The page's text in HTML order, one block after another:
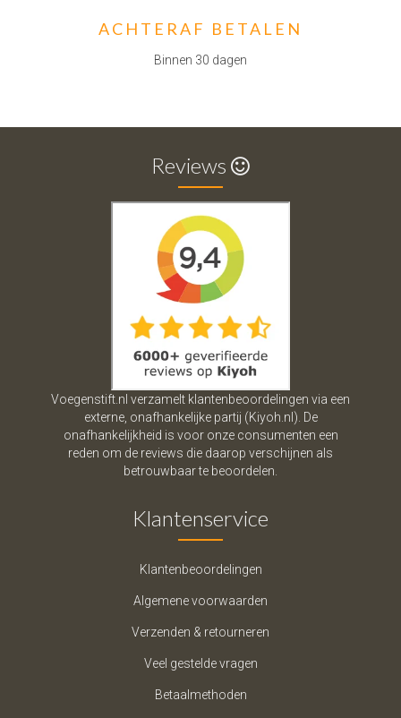
ACHTERAF BETALEN
Binnen 30 dagen
Reviews
Voegenstift.nl verzamelt klantenbeoordelingen via een
externe, onafhankelijke partij (Kiyoh.nl). De
onafhankelijkheid is voor onze consumenten een
reden om de reviews die daarop verschijnen als
betrouwbaar te beoordelen.
Klantenservice
Klantenbeoordelingen
Algemene voorwaarden
Verzenden & retourneren
Veel gestelde vragen
Betaalmethoden